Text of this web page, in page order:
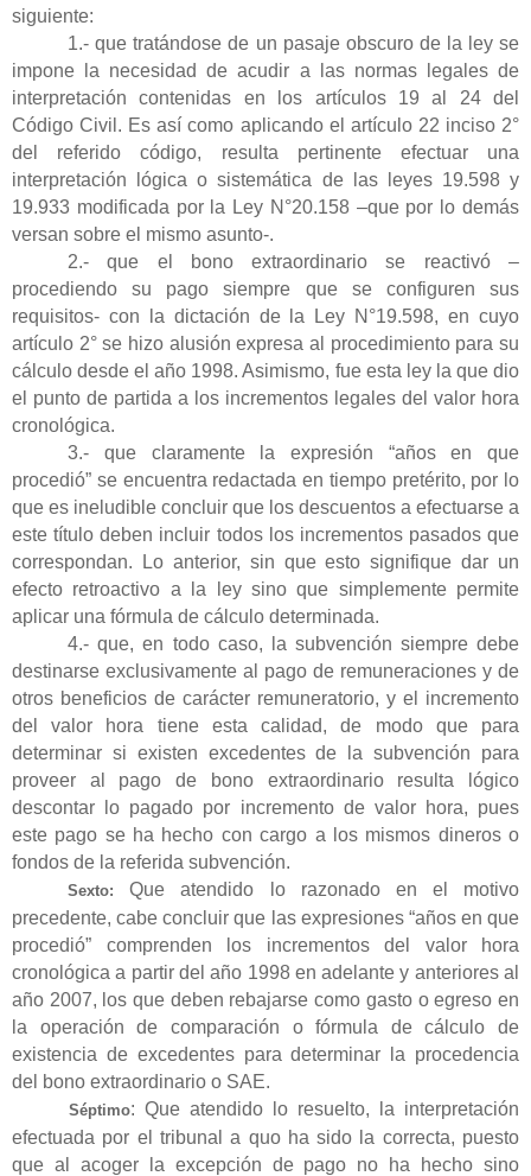
siguiente:
1.- que tratándose de un pasaje obscuro de la ley se
impone la necesidad de acudir a las normas legales de
interpretación contenidas en los artículos 19 al 24 del
Código Civil. Es así como aplicando el artículo 22 inciso 2°
del referido código, resulta pertinente efectuar una
interpretación lógica o sistemática de las leyes 19.598 y
19.933 modificada por la Ley N°20.158 –que por lo demás
versan sobre el mismo asunto-.
2.- que el bono extraordinario se reactivó –
procediendo su pago siempre que se configuren sus
requisitos- con la dictación de la Ley N°19.598, en cuyo
artículo 2° se hizo alusión expresa al procedimiento para su
cálculo desde el año 1998. Asimismo, fue esta ley la que dio
el punto de partida a los incrementos legales del valor hora
cronológica.
3.- que claramente la expresión “años en que
procedió” se encuentra redactada en tiempo pretérito, por lo
que es ineludible concluir que los descuentos a efectuarse a
este título deben incluir todos los incrementos pasados que
correspondan. Lo anterior, sin que esto signifique dar un
efecto retroactivo a la ley sino que simplemente permite
aplicar una fórmula de cálculo determinada.
4.-que, en todo caso, la subvención siempre debe
destinarse exclusivamente al pago de remuneraciones y de
otros beneficios de carácter remuneratorio, y el incremento
del valor hora tiene esta calidad, de modo que para
determinar si existen excedentes de la subvención para
proveer al pago de bono extraordinario resulta lógico
descontar lo pagado por incremento de valor hora, pues
este pago se ha hecho con cargo a los mismos dineros o
fondos de la referida subvención.
Sexto:Que atendido lo razonado en el motivo
precedente, cabe concluir que las expresiones “años en que
procedió” comprenden los incrementos del valor hora
cronológica a partir del año 1998 en adelante y anteriores al
año 2007, los que deben rebajarse como gasto o egreso en
la operación de comparación o fórmula de cálculo de
existencia de excedentes para determinar la procedencia
del bono extraordinario o SAE.
Séptimo: Que atendido lo resuelto, la interpretación
efectuada por el tribunal a quo ha sido la correcta, puesto
que al acoger la excepción de pago no ha hecho sino